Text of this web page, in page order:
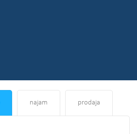
najam prodaja